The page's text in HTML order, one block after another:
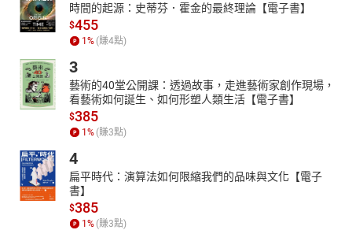
時間的起源：史蒂芬．霍金的最終理論【電子書】
$455
1 % (賺4點)
3
藝術的40堂公開課：透過故事，走進藝術家創作現場，
看藝術如何誕生、如何形塑人類生活【電子書】
$385
1 % (賺3點)
4
扁平時代：演算法如何限縮我們的品味與文化【電子
書】
$385
1 % (賺3點)